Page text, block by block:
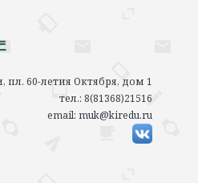
пл. 60-летия Октября, дом 1
тел.: 8(81368)21516
email: muk@kiredu.ru